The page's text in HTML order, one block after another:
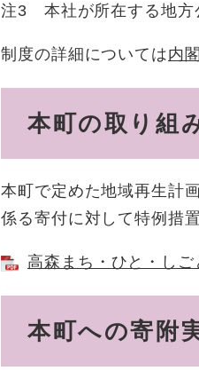
注3 本社が所在する地方
制度の詳細については内
本町の取り組
本町で定めた地域再生計
係る寄付に対して特例措
高森まち・ひと・し
本町への寄附